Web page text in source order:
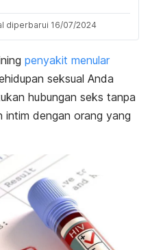
diperbarui 16/07/2024
penyakit menular
seksual Anda
hubungan seks tanpa
intim dengan orang yang